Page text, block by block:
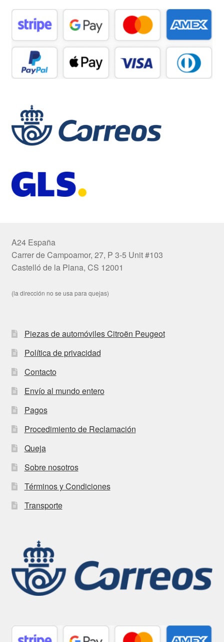
A24 España
Carrer de Campoamor, 27, P 3-5 Unit #103
Castelló de la Plana, CS 12001
(la dirección no se usa para quejas)
Piezas de automóviles Citroën Peugeot
Política de privacidad
Contacto
Envío al mundo entero
Pagos
Procedimiento de Reclamación
Queja
Sobre nosotros
Términos y Condiciones
Transporte